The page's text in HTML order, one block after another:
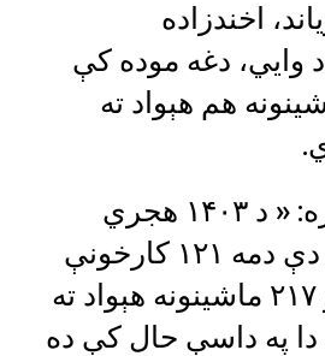
اخندزاده
وایي، دغه موده کې
هم هېواد ته
هغه په زیاته کړه: « د ۱۴۰۳ هجري
کابل له پیله تر دې دمه ۱۲۱ کارخونې
جوړې شوې او ۲۱۷ ماشینونه هېواد ته
په داسې حال کې ده